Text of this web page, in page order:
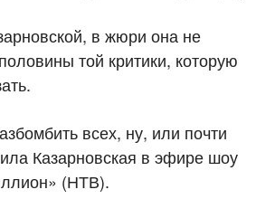
в жюри она не
той критики, которую
всех, ну, или почти
Казарновская в эфире шоу
(НТВ).